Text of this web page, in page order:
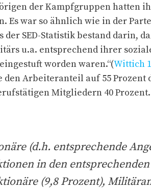
der Kampfgruppen hatten
Es war so ähnlich wie in der
der SED-Statistik bestand darin,
u.a. entsprechend ihrer
worden waren.“(Wittich
den Arbeiteranteil auf 55
Mitgliedern 40
(d.h. entsprechende
in den
(9,8 Prozent),